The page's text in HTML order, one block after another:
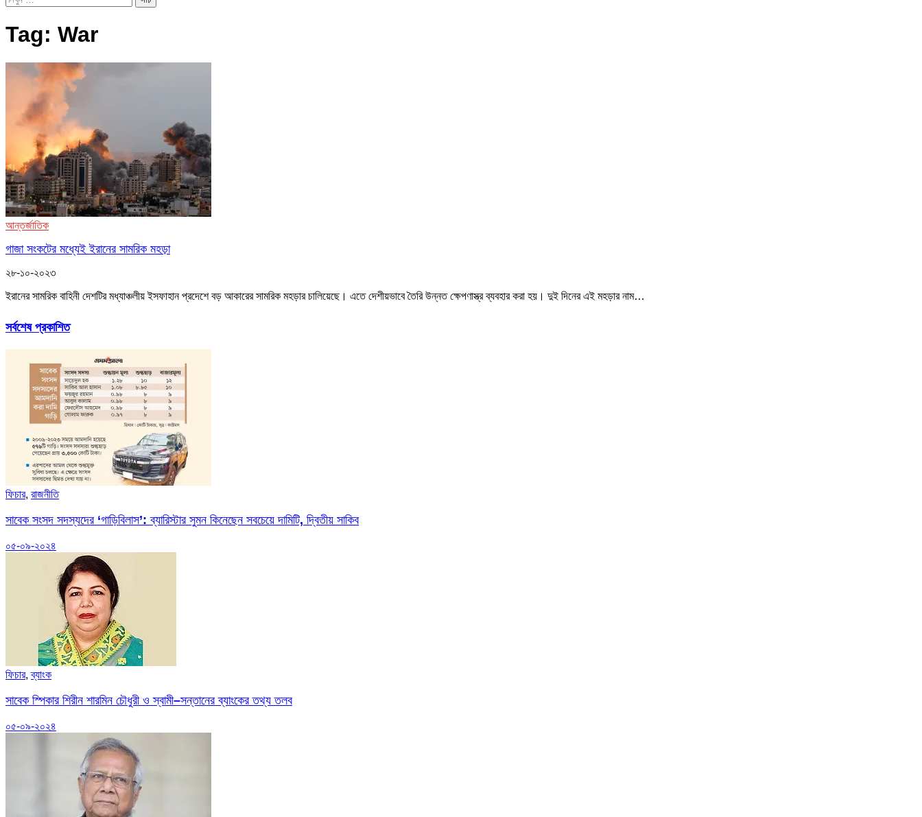
Tag: War
আন্তর্জাতিক
গাজা সংকটের মধ্যেই ইরানের সামরিক মহড়া
২৮-১০-২০২৩
ইরানের সামরিক বাহিনী দেশটির মধ্যাঞ্চলীয় ইসফাহান প্রদেশে বড় আকারের সামরিক মহড়ার চালিয়েছে। এতে দেশীয়ভাবে তৈরি উন্নত ক্ষেপণাস্ত্র ব্যবহার করা হয়। দুই দিনের এই মহড়ার নাম…
সর্বশেষ প্রকাশিত
ফিচার, রাজনীতি
সাবেক সংসদ সদস্যদের ‘গাড়িবিলাস’: ব্যারিস্টার সুমন কিনেছেন সবচেয়ে দামিটি, দ্বিতীয় সাকিব
০৫-০৯-২০২৪
ফিচার,ব্যাংক
সাবেক স্পিকার শিরীন শারমিন চৌধুরী ও স্বামী–সন্তানের ব্যাংকের তথ্য তলব
০৫-০৯-২০২৪